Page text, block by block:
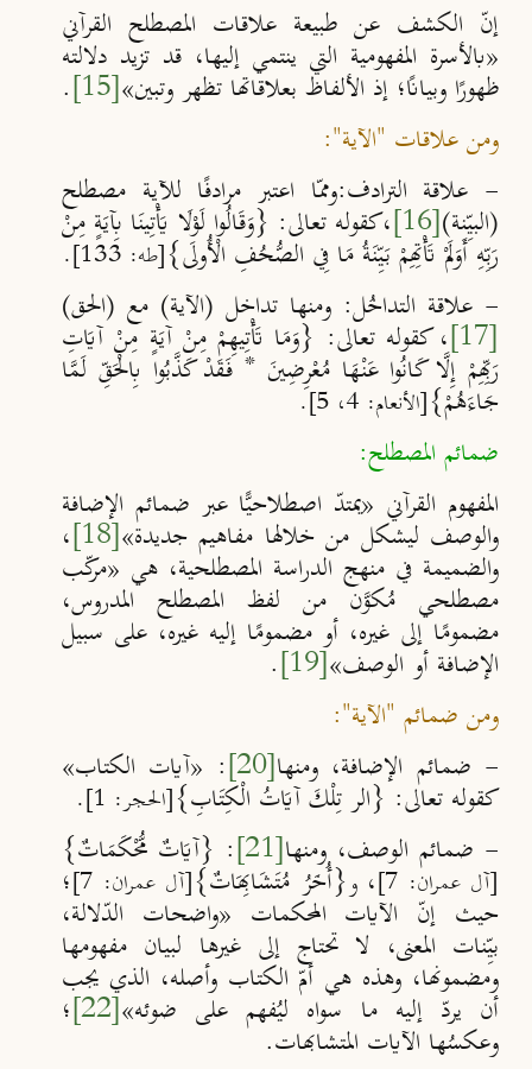
إنّ الكشف عن طبيعة علاقات المصطلح القرآني
«بالأسرة المفهومية التي ينتمي إليها، قد تزيد دلالته
ظهورًا وبيانًا؛ إذ الألفاظ بعلاقاتها تظهر وتبين»[15]
.
ومن علاقات "الآية":
- علاقة الترادف:وممّا اعتبر مرادفًا للآية مصطلح
(البيِّنة)[16] ،كقوله تعالى: {وَقَالُوا لَوْلَا يَأْتِينَا بِآيَةٍ مِنْ
رَبِّهِ أَوَلَمْ تَأْتِهِمْ بَيِّنَةُ مَا فِي الصُّحُفِ الْأُولَى}[طه: 133].
- علاقة التداخُل: ومنها تداخل (الآية) مع (الحق)
[17] ، كقوله تعالى: {وَمَا تَأْتِيهِمْ مِنْ آيَةٍ مِنْ آيَاتِ
رَبِّهِمْ إِلَّا كَانُوا عَنْهَا مُعْرِضِينَ * فَقَدْ كَذَّبُوا بِالْحَقِّ لَمَّا
جَاءَهُمْ}[الأنعام: 4، 5].
ضمائم المصطلح:
المفهوم القرآني «يمتدّ اصطلاحيًّا عبر ضمائم الإضافة
والوصف ليشكل من خلالها مفاهيم جديدة»
[18] ،
والضميمة في منهج الدراسة المصطلحية، هي «مركب
مصطلحي مُكوَّن من لفظ المصطلح المدروس،
مضمومًا إلى غيره، أو مضمومًا إليه غيره، على سبيل
الإضافة أو الوصف»
[19]
.
ومن ضمائم "الآية":
- ضمائم الإضافة، ومنها[20] : «آيات الكتاب»
كقوله تعالى: {الر تِلْكَ آيَاتُ الْكِتَابِ}[الحجر: 1].
- ضمائم الوصف، ومنها[21] : {آيَاتٌ مُّحْكَمَاتٌ}
[آل عمران: 7] ، و{أُخَرُ مُتَشَابِهَاتٌ}[آل عمران: 7] ؛
حيث إنّ الآيات المحكمات «واضحات الدّلالة،
بيِّنات المعنى، لا تحتاج إلى غيرها لبيان مفهومها
ومضمونها، وهذه هي أمّ الكتاب وأصله، الذي يجب
أن يردّ إليه ما سواه ليُفهم على ضوئه»
[22] ؛
وعكسُها الآيات المتشابهات.